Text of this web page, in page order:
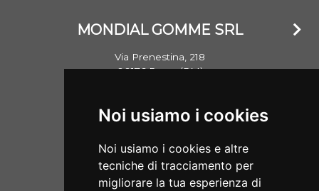
Noi usiamo i cookies
Noi usiamo i cookies e altre
tecniche di tracciamento per
migliorare la tua esperienza di
MONDIAL GOMME SRL
Via Prenestina, 218
00176 Roma (RM)
Aperti dal lunedì al sabato